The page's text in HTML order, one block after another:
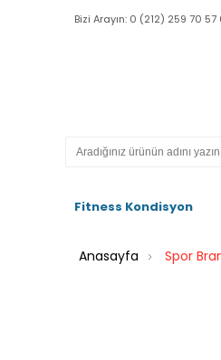
Bizi Arayın: 0 (212) 259 70
Fitness Kondisyon
Anasayfa Spor